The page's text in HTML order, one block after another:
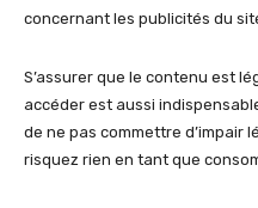
concernant les publicités du
S’assurer que le contenu est
accéder est aussi
de ne pas commettre d’impair
risquez rien en tant que